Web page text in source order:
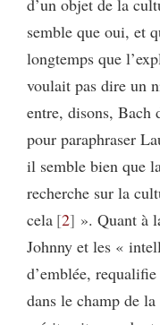
semble que oui, et
longtemps que
voulait pas dire un
entre, disons, Bach
pour paraphraser
il semble bien que
recherche sur la
cela 2 ». Quant à
Johnny et les «
d’emblée,
dans le champ de